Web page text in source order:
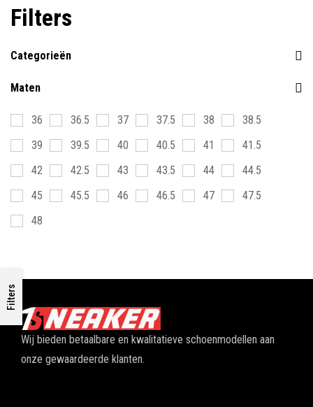
Filters
Categorieën
Maten
36 36.5 37 37.5 38
38.5
39
39.5 40 40.5 41
41.5
42
42.5 43 43.5 44
44.5
45
45.5 46 46.5 47
47.5
48
Filters
Wij bieden betaalbare en kwalitatieve schoenmodellen aan
onze gewaardeerde klanten.